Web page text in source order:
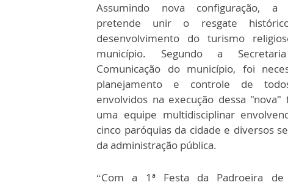
Assumindo nova configuração, a
pretende unir o resgate
desenvolvimento do turismo
município. Segundo a
Comunicação do município, foi
planejamento e controle de
envolvidos na execução dessa "nova"
uma equipe multidisciplinar
cinco paróquias da cidade e diversos
da administração pública.
“Com a 1ª Festa da Padroeira de